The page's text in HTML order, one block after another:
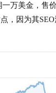
一万美金，
，因为其